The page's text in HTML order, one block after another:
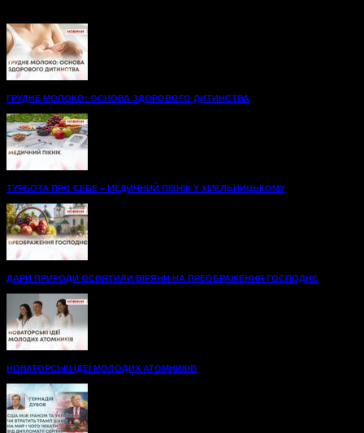
ГРУДНЕ МОЛОКО: ОСНОВА ЗДОРОВОГО ДИТИНСТВА
ТУРБОТА ПРО СЕБЕ – МЕДИЧНИЙ ПІКНІК У ХМЕЛЬНИЦЬКОМУ
ДАРИ ПРИРОДИ ОСВЯТИЛИ ВІРЯНИ НА ПРЕОБРАЖЕННЯ ГОСПОДНЄ
НОВАТОРСЬКІ ІДЕЇ МОЛОДИХ АТОМНИКІВ